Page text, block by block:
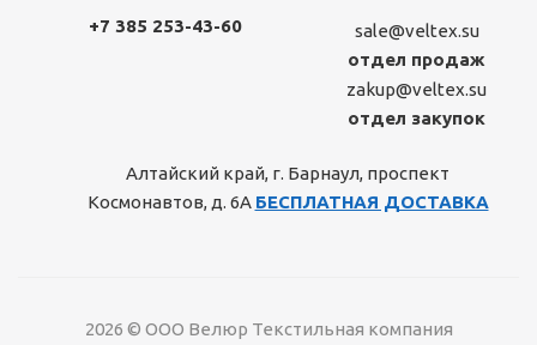
+7 385 253-43-60
sale@veltex.su
отдел продаж
zakup@veltex.su
отдел закупок
Алтайский край, г. Барнаул, проспект
Космонавтов, д. 6А БЕСПЛАТНАЯ ДОСТАВКА
2026 © ООО Велюр Текстильная компания